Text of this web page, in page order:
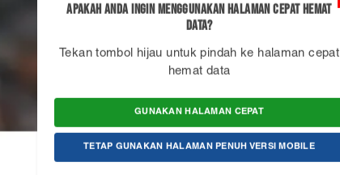
Apakah Anda ingin menggunakan Halaman Cepat Hemat
Data?
Tekan tombol hijau untuk pindah ke halaman cepat
hemat data
GUNAKAN HALAMAN CEPAT
TETAP GUNAKAN HALAMAN PENUH VERSI MOBILE